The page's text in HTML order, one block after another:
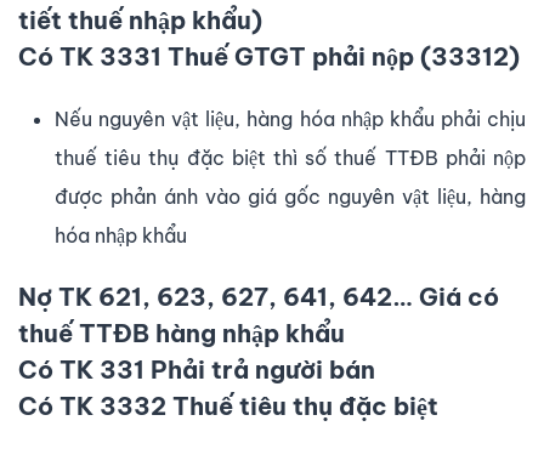
tiết thuế nhập khẩu)
Có TK 3331 Thuế GTGT phải nộp (33312)
Nếu nguyên vật liệu, hàng hóa nhập khẩu phải chịu
thuế tiêu thụ đặc biệt thì số thuế TTĐB phải nộp
được phản ánh vào giá gốc nguyên vật liệu, hàng
hóa nhập khẩu
Nợ TK 621, 623, 627, 641, 642… Giá có
thuế TTĐB hàng nhập khẩu
Có TK 331 Phải trả người bán
Có TK 3332 Thuế tiêu thụ đặc biệt